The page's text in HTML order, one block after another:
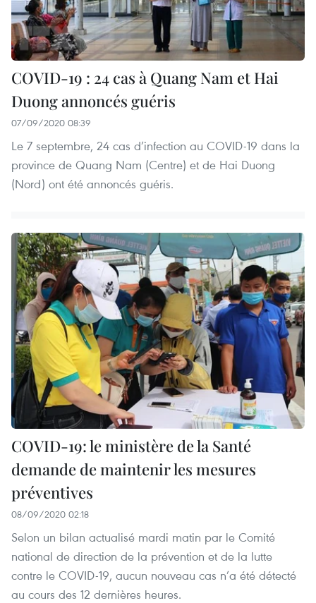
COVID-19 : 24 cas à Quang Nam et Hai
Duong annoncés guéris
07/09/2020 08:39
Le 7 septembre, 24 cas d’infection au COVID-19 dans la
province de Quang Nam (Centre) et de Hai Duong
(Nord) ont été annoncés guéris.
COVID-19: le ministère de la Santé
demande de maintenir les mesures
préventives
08/09/2020 02:18
Selon un bilan actualisé mardi matin par le Comité
national de direction de la prévention et de la lutte
contre le COVID-19, aucun nouveau cas n’a été détecté
au cours des 12 dernières heures.